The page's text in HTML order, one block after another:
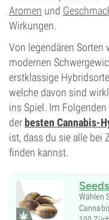
Aromen und
Wirkungen.
Von legendären Sorten
modernen
erstklassige
welche davon sind
ins Spiel. Im
der besten Cannabis-
ist, dass du sie alle bei
finden kannst.
Wählen